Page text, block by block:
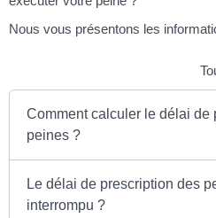
Nous vous présentons les
Comment calculer le délai de
peines ?
Le délai de prescription des
interrompu ?